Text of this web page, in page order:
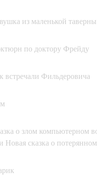
из маленькой таверны
по доктору Фрейду
встречали Фильдеровича
о злом компьютерном
Новая сказка о